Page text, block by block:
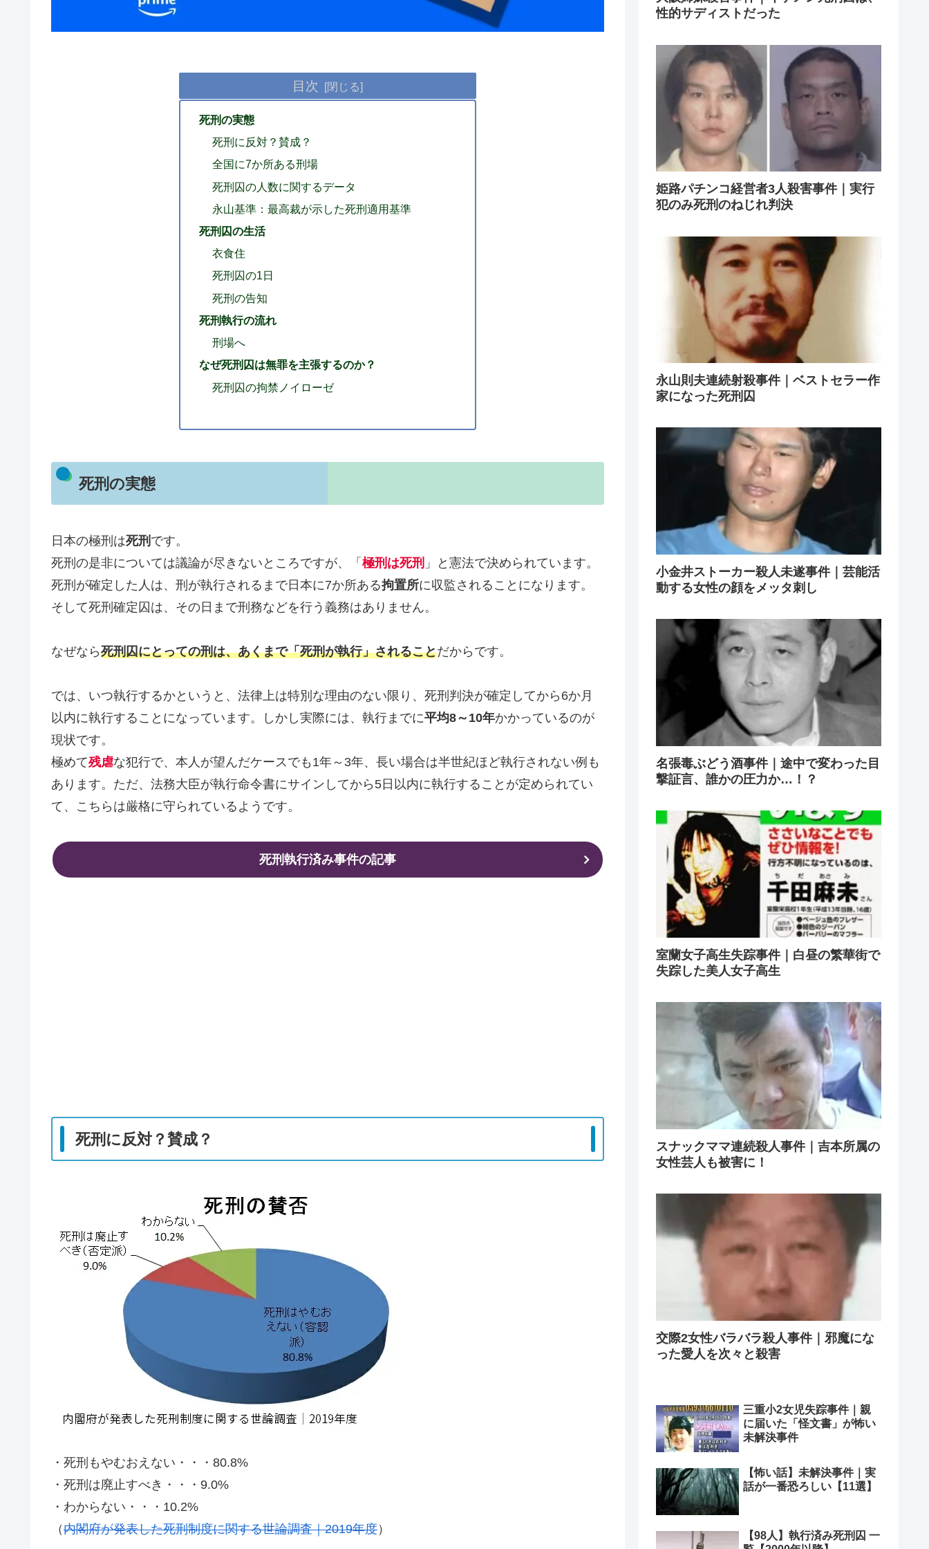
目次
死刑の実態
死刑に反対？賛成？
全国に7か所ある刑場
死刑囚の人数に関するデータ
永山基準：最高裁が示した死刑適用基準
死刑囚の生活
衣食住
死刑囚の1日
死刑の告知
死刑執行の流れ
刑場へ
なぜ死刑囚は無罪を主張するのか？
死刑囚の拘禁ノイローゼ
死刑の実態
日本の極刑は死刑 です。
死刑の是非については議論が尽きないところですが、「 極刑は死刑 」と憲法で決められています。
死刑が確定した人は、刑が執行されるまで日本に7か所ある拘置所に収監されることになります。
そして死刑確定囚は、その日まで刑務などを行う義務はありません。
なぜなら死刑囚にとっての刑は、あくまで「死刑が執行」されることだからです。
では、いつ執行するかというと、法律上は特別な理由のない限り、死刑判決が確定してから6か月
以内に執行することになっています。しかし実際には、執行までに平均8～10年かかっているのが
現状です。
極めて残虐な犯行で、本人が望んだケースでも1年～3年、長い場合は半世紀ほど執行されない例も
あります。ただ、法務大臣が執行命令書にサインしてから5日以内に執行することが定められてい
て、こちらは厳格に守られているようです。
死刑執行済み事件の記事
死刑に反対？賛成？
・死刑もやむおえない・・・80.8%
・死刑は廃止すべき・・・9.0%
・わからない・・・10.2%
（内閣府が発表した死刑制度に関する世論調査｜2019年度）
性的サディストだった
姫路パチンコ経営者3人殺害事件｜実行
犯のみ死刑のねじれ判決
永山則夫連続射殺事件｜ベストセラー作
家になった死刑囚
小金井ストーカー殺人未遂事件｜芸能活
動する女性の顔をメッタ刺し
名張毒ぶどう酒事件｜途中で変わった目
撃証言、誰かの圧力か…！？
室蘭女子高生失踪事件｜白昼の繁華街で
失踪した美人女子高生
スナックママ連続殺人事件｜吉本所属の
女性芸人も被害に！
交際2女性バラバラ殺人事件｜邪魔にな
った愛人を次々と殺害
三重小2女児失踪事件｜親
に届いた「怪文書」が怖い
未解決事件
【怖い話】未解決事件｜実
話が一番恐ろしい【11選】
【98人】執行済み死刑囚 一